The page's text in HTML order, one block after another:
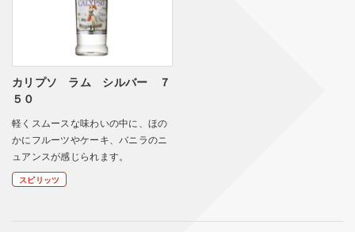
カリプソ ラム シルバー ７
５０
軽くスムースな味わいの中に、ほの
かにフルーツやケーキ、バニラのニ
ュアンスが感じられます。
スピリッツ